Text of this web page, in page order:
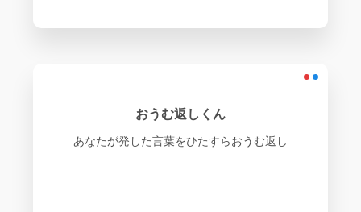
おうむ返しくん
あなたが発した言葉をひたすらおうむ返し